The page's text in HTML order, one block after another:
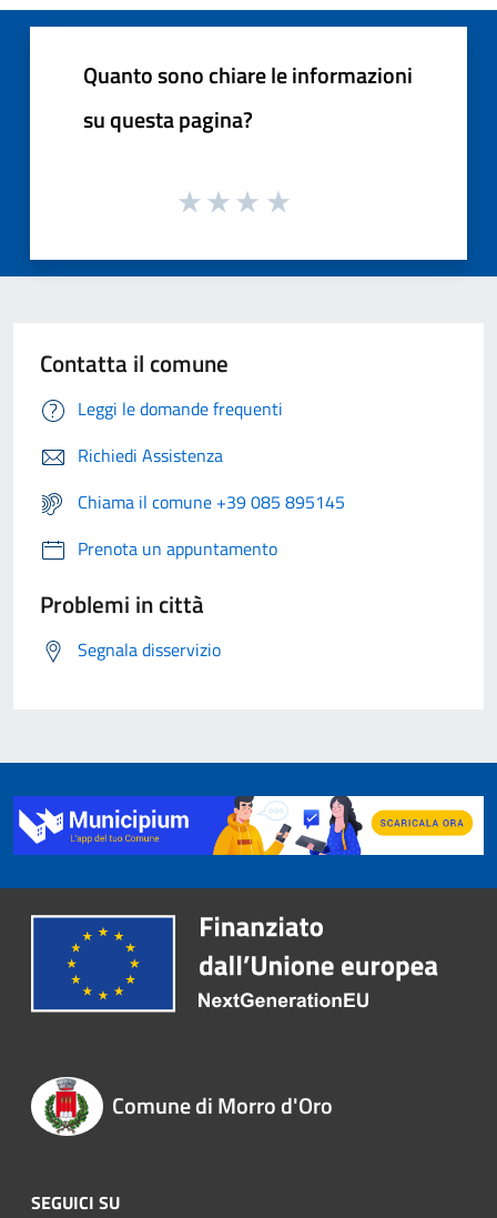
Quanto sono chiare le informazioni
su questa pagina?
Contatta il comune
Leggi le domande frequenti
Richiedi Assistenza
Chiama il comune +39 085 895145
Prenota un appuntamento
Problemi in città
Segnala disservizio
Comune di Morro d'Oro
SEGUICI SU